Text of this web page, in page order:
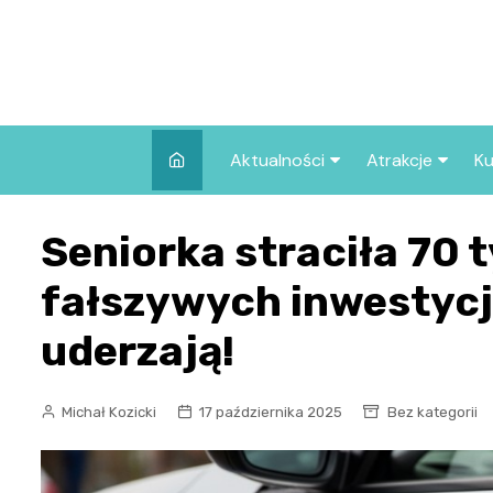
Aktualności
Wszystkie wpisy
Atrakcje
we Wrocławiu
Co warto
Wrocławiu?
Seniorka straciła 70
fałszywych
uderzają!
Michał Kozicki 17 października 2025 Bez kategorii